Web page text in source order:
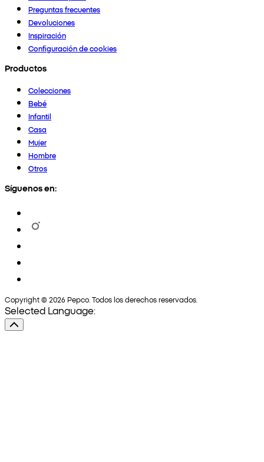
Preguntas frecuentes
Devoluciones
Inspiración
Configuración de cookies
Productos
Colecciones
Bebé
Infantil
Casa
Mujer
Hombre
Otros
Síguenos en:
Copyright © 2026 Pepco. Todos los derechos reservados.
Selected Language: